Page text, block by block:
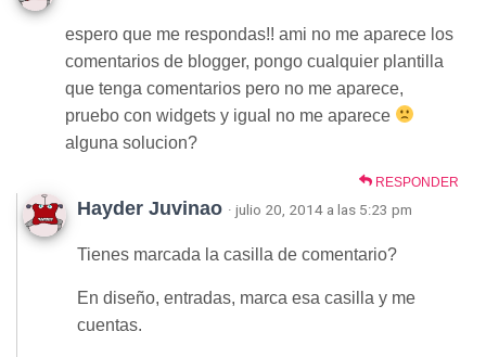
espero que me respondas!! ami no me aparece los
comentarios de blogger, pongo cualquier plantilla
que tenga comentarios pero no me aparece,
pruebo con widgets y igual no me aparece
alguna solucion?
RESPONDER
Hayder Juvinao · julio 20, 2014 a las 5:23 pm
Tienes marcada la casilla de comentario?
En diseño, entradas, marca esa casilla y me
cuentas.